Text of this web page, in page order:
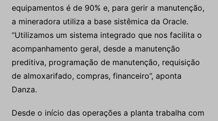
equipamentos é de 90% e, para gerir a manutenção,
a mineradora utiliza a base sistêmica da Oracle.
“Utilizamos um sistema integrado que nos facilita o
acompanhamento geral, desde a manutenção
preditiva, programação de manutenção, requisição
de almoxarifado, compras, financeiro”, aponta
Danza.
Desde o início das operações a planta trabalha com